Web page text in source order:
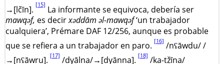
→[lčīn]. [15] La informante se equivoca, debería ser
mawqəf, es decirxəddām əl-mawqəf‘un trabajador
cualquiera’, Prémare DAF 12/256, aunque es probable
que se refiera a un trabajador en paro. [16] /nʕāwdu/ /
→[nʕāwru]. [17] /dyālna/→[dyānna]. [18] /ka-tžīna/